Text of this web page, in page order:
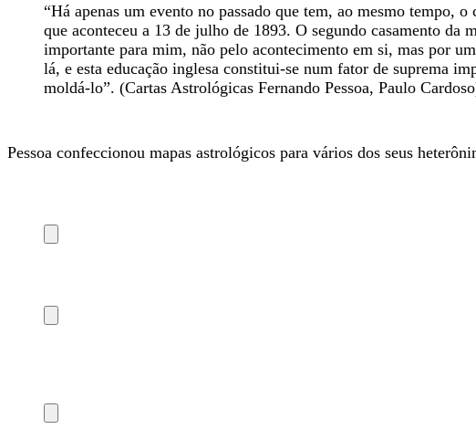
“Há apenas um evento no passado que tem, ao mesmo tempo,
que aconteceu a 13 de julho de 1893. O segundo casamento da
importante para mim, não pelo acontecimento em si, mas por
lá, e esta educação inglesa constitui-se num fator de suprema
moldá-lo”. (Cartas Astrológicas Fernando Pessoa, Paulo
Pessoa confeccionou mapas astrológicos para vários dos seus